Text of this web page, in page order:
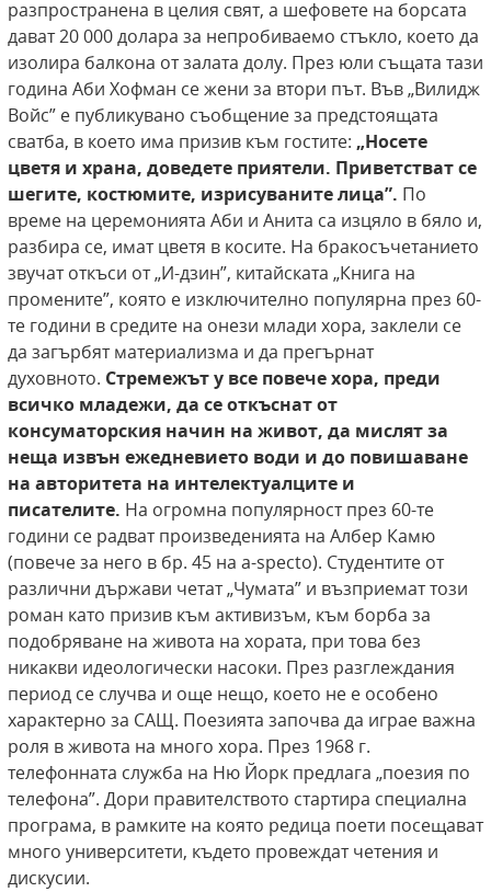
разпространена в целия свят, а шефовете на борсата
дават 20 000 долара за непробиваемо стъкло, което да
изолира балкона от залата долу. През юли същата тази
година Аби Хофман се жени за втори път. Във „Вилидж
Войс” е публикувано съобщение за предстоящата
сватба, в което има призив към гостите: „Носете
цветя и храна, доведете приятели. Приветстват се
шегите, костюмите, изрисуваните лица”. По
време на церемонията Аби и Анита са изцяло в бяло и,
разбира се, имат цветя в косите. На бракосъчетанието
звучат откъси от „И-дзин”, китайската „Книга на
промените”, която е изключително популярна през 60-
те години в средите на онези млади хора, заклели се
да загърбят материализма и да прегърнат
духовното. Стремежът у все повече хора, преди
всичко младежи, да се откъснат от
консуматорския начин на живот, да мислят за
неща извън ежедневието води и до повишаване
на авторитета на интелектуалците и
писателите. На огромна популярност през 60-те
години се радват произведенията на Албер Камю
(повече за него в бр. 45 на а-specto). Студентите от
различни държави четат „Чумата” и възприемат този
роман като призив към активизъм, към борба за
подобряване на живота на хората, при това без
никакви идеологически насоки. През разглеждания
период се случва и още нещо, което не е особено
характерно за САЩ. Поезията започва да играе важна
роля в живота на много хора. През 1968 г.
телефонната служба на Ню Йорк предлага „поезия по
телефона”. Дори правителството стартира специална
програма, в рамките на която редица поети посещават
много университети, където провеждат четения и
дискусии.